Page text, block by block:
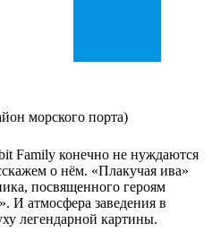
морского порта)
Family конечно не нуждаются
о нём. «Плакучая ива»
посвященного героям
И атмосфера заведения в
легендарной картины.